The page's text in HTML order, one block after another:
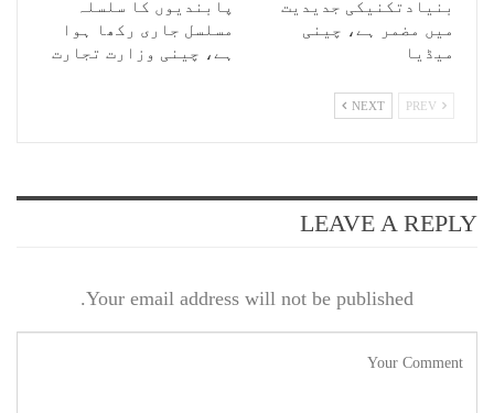
بنیادتکنیکی جدیدیت
میں مضمر ہے، چینی
میڈیا
پابندیوں کا سلسلہ
مسلسل جاری رکھا ہوا
ہے، چینی وزارت تجارت
NEXT
LEAVE A REPLY
Your email address will not be published.